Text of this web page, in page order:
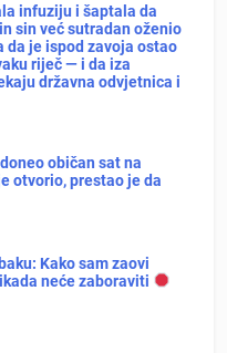
infuziju i šaptala da
sin već sutradan oženio
da je ispod zavoja ostao
riječ — i da iza
državna odvjetnica i
običan sat na
otvorio, prestao je da
Kako sam zaovi
neće zaboraviti